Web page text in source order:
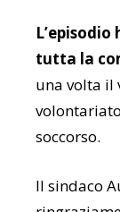
tutta la
una volta il
soccorso.
Il sindaco